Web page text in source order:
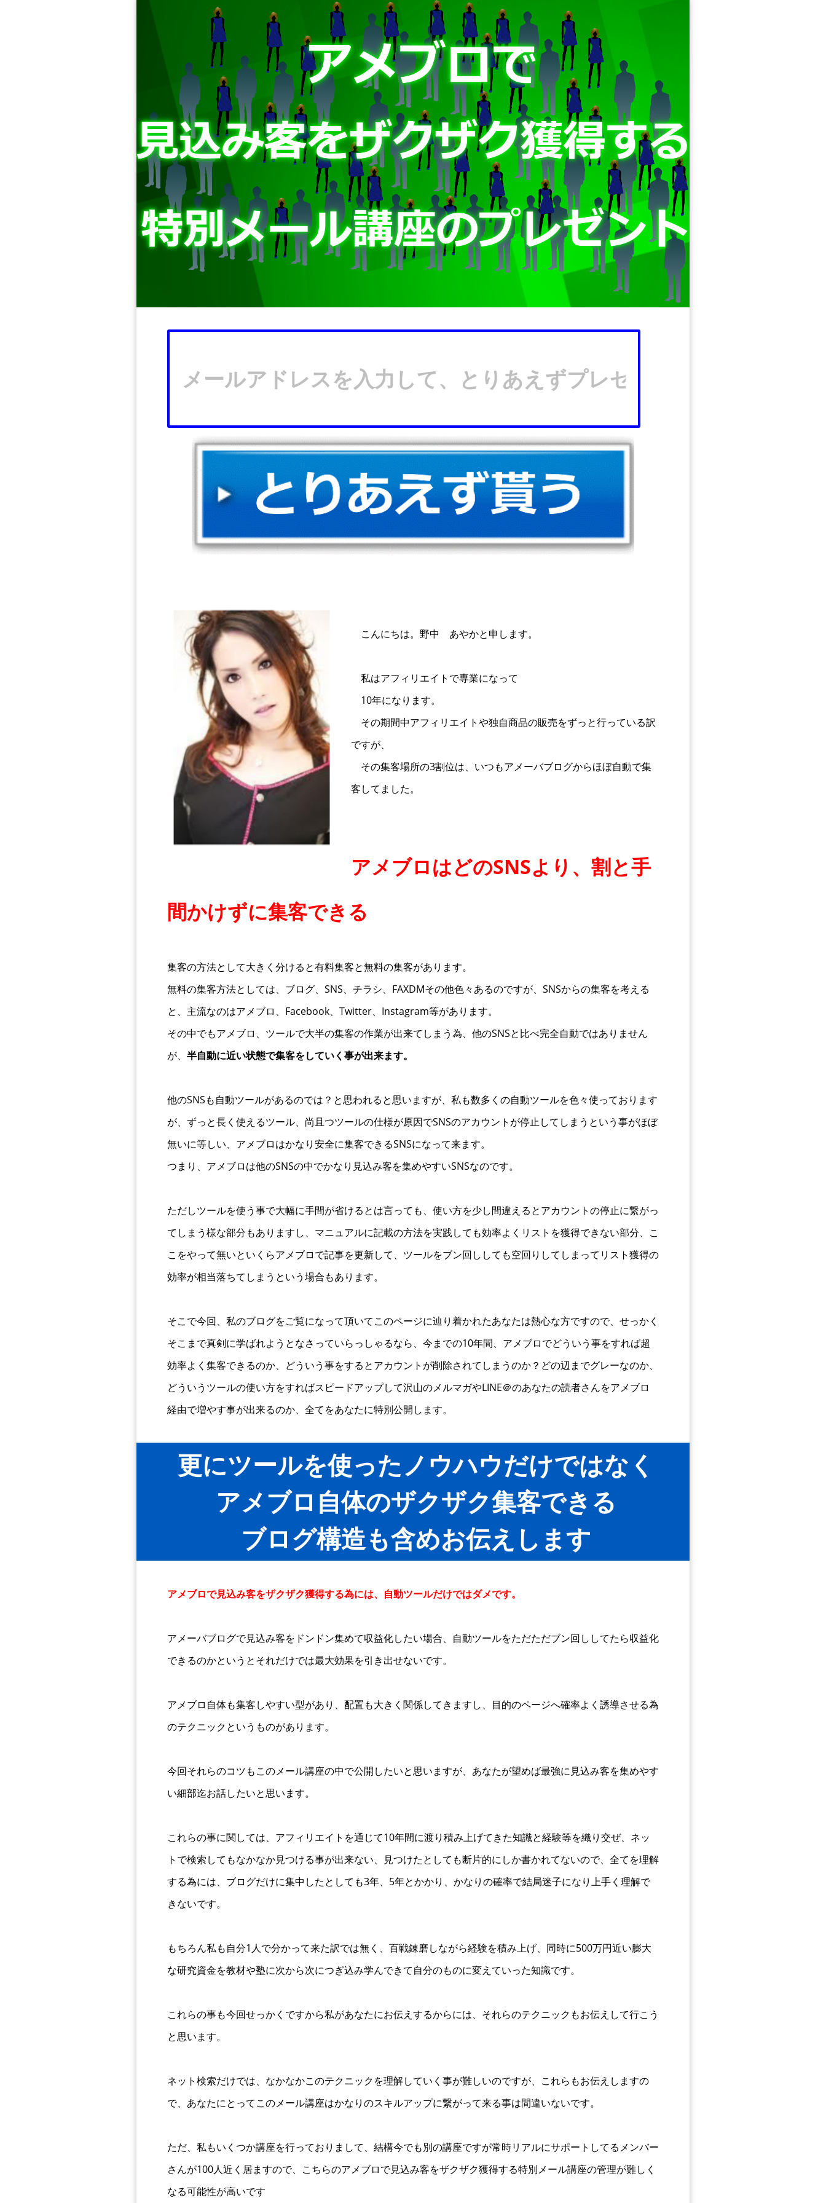
こんにちは。野中 あやかと申します。
私はアフィリエイトで専業になって
10年になります。
その期間中アフィリエイトや独自商品の販売をずっと行っている訳
ですが、
その集客場所の3割位は、いつもアメーバブログからほぼ自動で集
客してました。
アメブロはどのSNSより、割と手
間かけずに集客できる
集客の方法として大きく分けると有料集客と無料の集客があります。
無料の集客方法としては、ブログ、SNS、チラシ、FAXDMその他色々あるのですが、SNSからの集客を考える
と、主流なのはアメブロ、Facebook、Twitter、Instagram等があります。
その中でもアメブロ、ツールで大半の集客の作業が出来てしまう為、他のSNSと比べ完全自動ではありません
が、 半自動に近い状態で集客をしていく事が出来ます。
他のSNSも自動ツールがあるのでは？と思われると思いますが、私も数多くの自動ツールを色々使っております
が、ずっと長く使えるツール、尚且つツールの仕様が原因でSNSのアカウントが停止してしまうという事がほぼ
無いに等しい、アメブロはかなり安全に集客できるSNSになって来ます。
つまり、アメブロは他のSNSの中でかなり見込み客を集めやすいSNSなのです。
ただしツールを使う事で大幅に手間が省けるとは言っても、使い方を少し間違えるとアカウントの停止に繋がっ
てしまう様な部分もありますし、マニュアルに記載の方法を実践しても効率よくリストを獲得できない部分、こ
こをやって無いといくらアメブロで記事を更新して、ツールをブン回ししても空回りしてしまってリスト獲得の
効率が相当落ちてしまうという場合もあります。
そこで今回、私のブログをご覧になって頂いてこのページに辿り着かれたあなたは熱心な方ですので、せっかく
そこまで真剣に学ばれようとなさっていらっしゃるなら、今までの10年間、アメブロでどういう事をすれば超
効率よく集客できるのか、どういう事をするとアカウントが削除されてしまうのか？どの辺までグレーなのか、
どういうツールの使い方をすればスピードアップして沢山のメルマガやLINE＠のあなたの読者さんをアメブロ
経由で増やす事が出来るのか、全てをあなたに特別公開します。
更にツールを使ったノウハウだけではなく
アメブロ自体のザクザク集客できる
ブログ構造も含めお伝えします
アメブロで見込み客をザクザク獲得する為には、自動ツールだけではダメです。
アメーバブログで見込み客をドンドン集めて収益化したい場合、自動ツールをただただブン回ししてたら収益化
できるのかというとそれだけでは最大効果を引き出せないです。
アメブロ自体も集客しやすい型があり、配置も大きく関係してきますし、目的のページへ確率よく誘導させる為
のテクニックというものがあります。
今回それらのコツもこのメール講座の中で公開したいと思いますが、あなたが望めば最強に見込み客を集めやす
い細部迄お話したいと思います。
これらの事に関しては、アフィリエイトを通じて10年間に渡り積み上げてきた知識と経験等を織り交ぜ、ネッ
トで検索してもなかなか見つける事が出来ない、見つけたとしても断片的にしか書かれてないので、全てを理解
する為には、ブログだけに集中したとしても3年、5年とかかり、かなりの確率で結局迷子になり上手く理解で
きないです。
もちろん私も自分1人で分かって来た訳では無く、百戦錬磨しながら経験を積み上げ、同時に500万円近い膨大
な研究資金を教材や塾に次から次につぎ込み学んできて自分のものに変えていった知識です。
これらの事も今回せっかくですから私があなたにお伝えするからには、それらのテクニックもお伝えして行こう
と思います。
ネット検索だけでは、なかなかこのテクニックを理解していく事が難しいのですが、これらもお伝えしますの
で、あなたにとってこのメール講座はかなりのスキルアップに繋がって来る事は間違いないです。
ただ、私もいくつか講座を行っておりまして、結構今でも別の講座ですが常時リアルにサポートしてるメンバー
さんが100人近く居ますので、こちらのアメブロで見込み客をザクザク獲得する特別メール講座の管理が難しく
なる可能性が高いです